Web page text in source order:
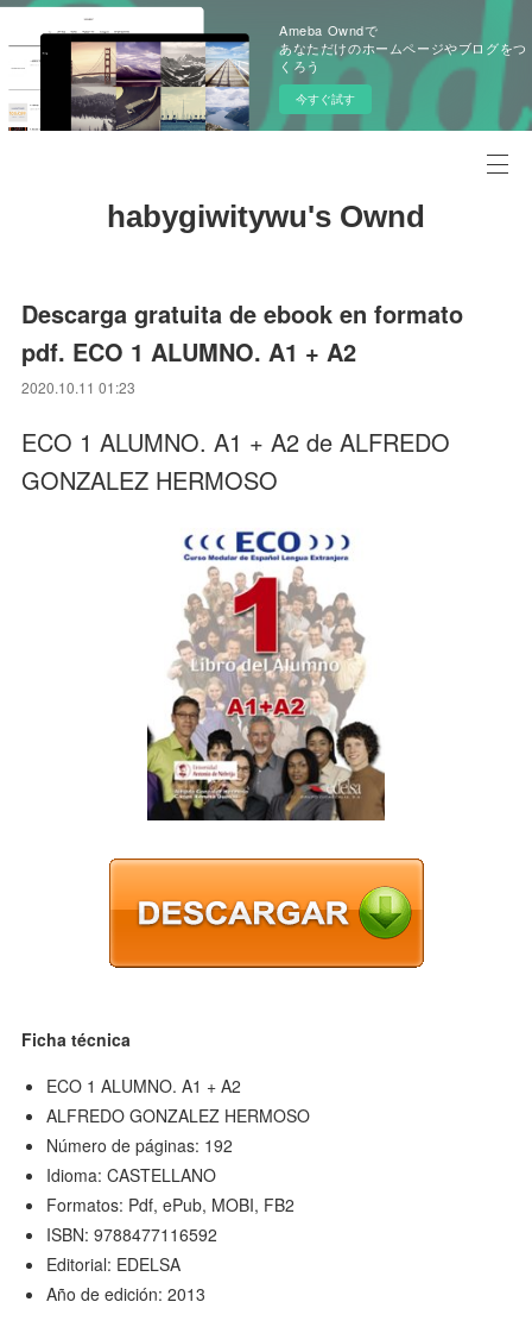
Ameba Owndで
あなただけのホームページやブログをつ
くろう
今すぐ試す
habygiwitywu's Ownd
Descarga gratuita de ebook en formato
pdf. ECO 1 ALUMNO. A1 + A2
2020.10.11 01:23
ECO 1 ALUMNO. A1 + A2 de ALFREDO
GONZALEZ HERMOSO
Ficha técnica
ECO 1 ALUMNO. A1 + A2
ALFREDO GONZALEZ HERMOSO
Número de páginas: 192
Idioma: CASTELLANO
Formatos: Pdf, ePub, MOBI, FB2
ISBN: 9788477116592
Editorial: EDELSA
Año de edición: 2013